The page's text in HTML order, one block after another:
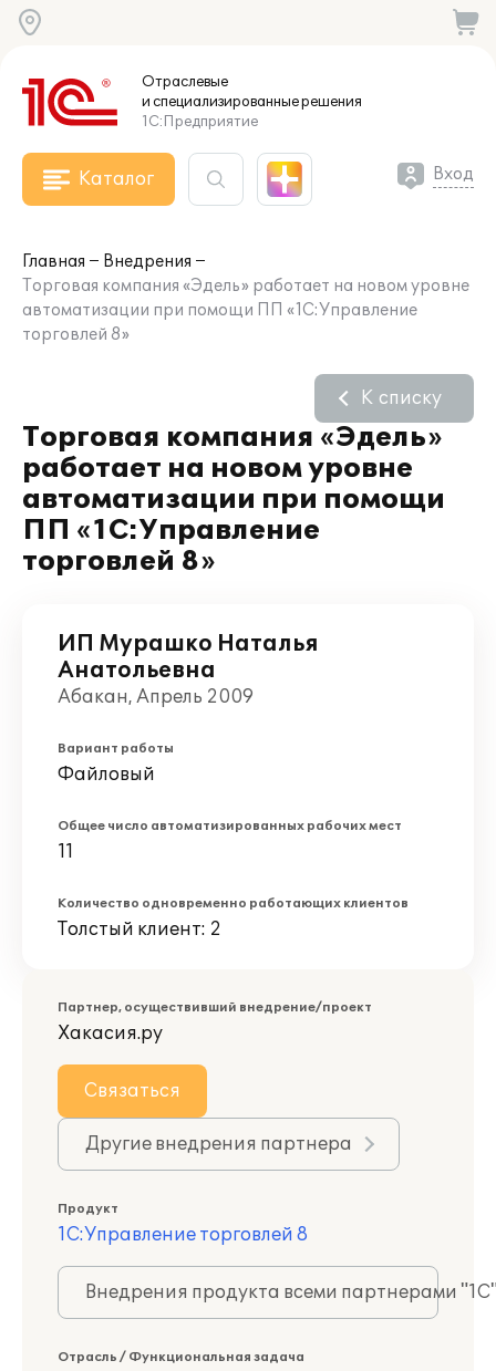
Отраслевые
и специализированныерешения
1С:Предприятие
Каталог Вход
Главная
Внедрения
Торговая компания «Эдель» работает на новом уровне
автоматизации при помощи ПП «1С:Управление
торговлей 8»
Торговая компания «Эдель»
работает на новом уровне
автоматизации при помощи
ПП «1С:Управление
торговлей 8»
К списку
ИП Мурашко Наталья
Анатольевна
Абакан, Апрель 2009
Вариант работы
Файловый
Общее число автоматизированных рабочих мест
11
Количество одновременно работающих клиентов
Толстый клиент: 2
Партнер, осуществивший внедрение/проект
Хакасия.ру
Связаться
Другие внедрения партнера
Продукт
1С:Управление торговлей 8
Внедрения продукта всеми партнерами
Отрасль / Функциональная задача